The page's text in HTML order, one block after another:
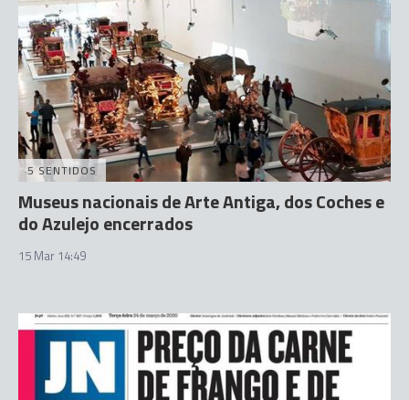
5 SENTIDOS
Museus nacionais de Arte Antiga, dos Coches e
do Azulejo encerrados
15 Mar 14:49